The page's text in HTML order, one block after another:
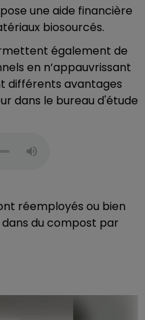
une aide financière
biosourcés.
également de
en n’appauvrissant
différents avantages
dans le bureau d'étude
réemployés ou bien
du compost par